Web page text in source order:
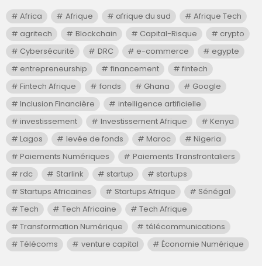
Africa Afrique afrique du sud
Afrique Tech
agritech
Blockchain Capital-Risque
crypto
Cybersécurité
DRC e-commerce
egypte
entrepreneurship
financement
fintech
Fintech Afrique
fonds Ghana
Google
Inclusion Financière
intelligence artificielle
investissement
Investissement Afrique
Kenya
Lagos
levée de fonds Maroc
Nigeria
Paiements Numériques
Paiements Transfrontaliers
rdc
Starlink startup
startups
Startups Africaines
Startups Afrique
Sénégal
Tech
Tech Africaine
Tech Afrique
Transformation Numérique
télécommunications
Télécoms
venture capital Économie Numérique